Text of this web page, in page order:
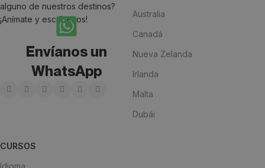
alguno de nuestros destinos?
¡Anímate y escríbenos!
Envíanos un
WhatsApp
Australia
Canadá
Nueva Zelanda
Irlanda
Malta
Dubái
CURSOS
Idioma